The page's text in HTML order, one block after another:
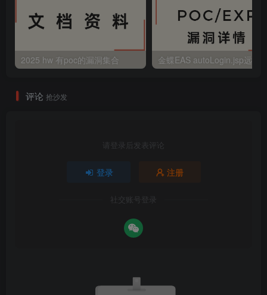
2025 hw 有poc的漏洞集合
评论 抢沙发
请登录后发表评论
登录 注册
社交账号登录